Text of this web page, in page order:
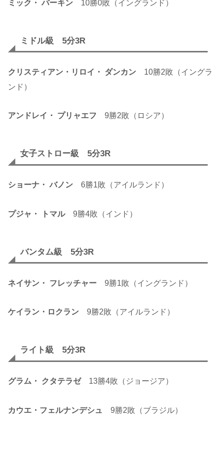
ミック・ パーキン 10勝0敗（イングランド）
ミドル級 5分3R
クリスティアン・リロイ・ ダンカン 10勝2敗（イングラ
ンド）
アンドレイ・ プリャエフ 9勝2敗（ロシア）
女子ストロー級 5分3R
ショーナ・ バノン 6勝1敗（アイルランド）
プジャ・ トマル9勝4敗（インド）
バンタム級 5分3R
ネイサン・ フレッチャー 9勝1敗（イングランド）
ケイラン・ロクラン 9勝2敗（アイルランド）
ライト級 5分3R
グラム・ クタテラゼ13勝4敗（ジョージア）
カウエ・フェルナンデシュ 9勝2敗（ブラジル）